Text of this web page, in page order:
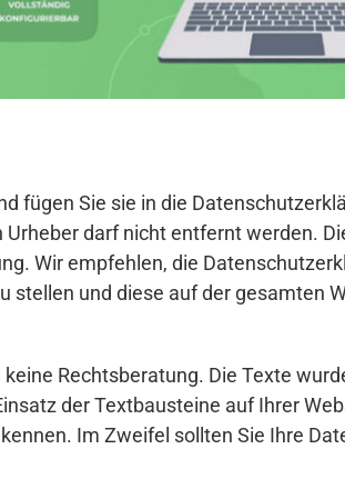
fügen Sie sie in die
darf nicht entfernt werden.
Wir empfehlen, die
und diese auf der gesamten
Rechtsberatung. Die Texte
der Textbausteine auf Ihrer
Im Zweifel sollten Sie Ihre